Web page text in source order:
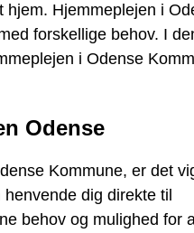
Hjemmeplejen i
forskellige behov. I
i Odense
Odense
Kommune, er det
dig direkte til
behov og mulighed for